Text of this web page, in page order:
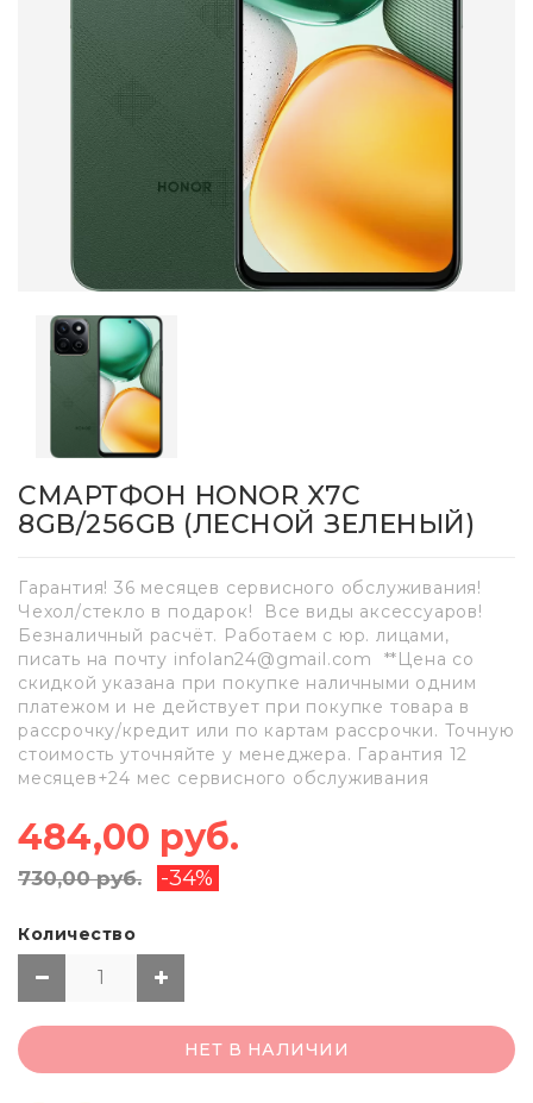
СМАРТФОН HONOR X7C
8GB/256GB (ЛЕСНОЙ ЗЕЛЕНЫЙ)
Гарантия! 36 месяцев сервисного обслуживания!
Чехол/стекло в подарок! Все виды аксессуаров!
Безналичный расчёт. Работаем с юр. лицами,
писать на почту infolan24@gmail.com **Цена со
скидкой указана при покупке наличными одним
платежом и не действует при покупке товара в
рассрочку/кредит или по картам рассрочки. Точную
стоимость уточняйте у менеджера. Гарантия 12
месяцев+24 мес сервисного обслуживания
484,00 руб.
730,00 руб. -34%
Количество
НЕТ В НАЛИЧИИ